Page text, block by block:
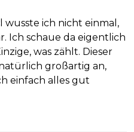
wusste ich nicht einmal,
Ich schaue da eigentlich
was zählt. Dieser
großartig an,
einfach alles gut